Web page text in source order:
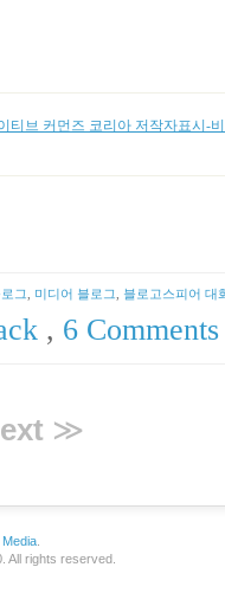
티브 커먼즈 코리아 저작자표시-
그 미디어 블로그 블로고스피어 대
, 6Comments
≫
All rights reserved.